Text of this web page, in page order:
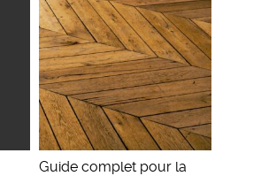
Guide complet pour la